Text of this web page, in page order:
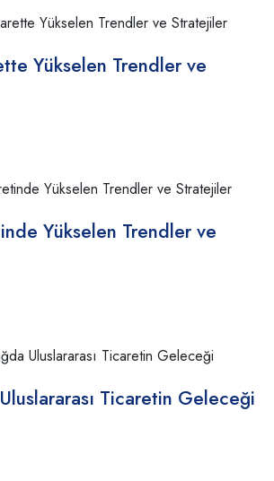
Yükselen Trendler ve
Yükselen Trendler ve
Ticaretin Geleceği